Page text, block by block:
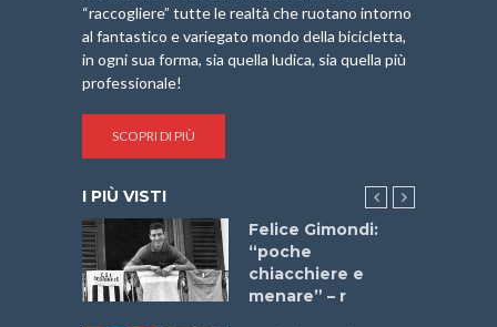
“raccogliere” tutte le realtà che ruotano intorno
al fantastico e variegato mondo della bicicletta,
in ogni sua forma, sia quella ludica, sia quella più
professionale!
SCOPRI DI PIÙ
I PIÙ VISTI
Felice Gimondi:
“poche
chiacchiere e
menare” – r